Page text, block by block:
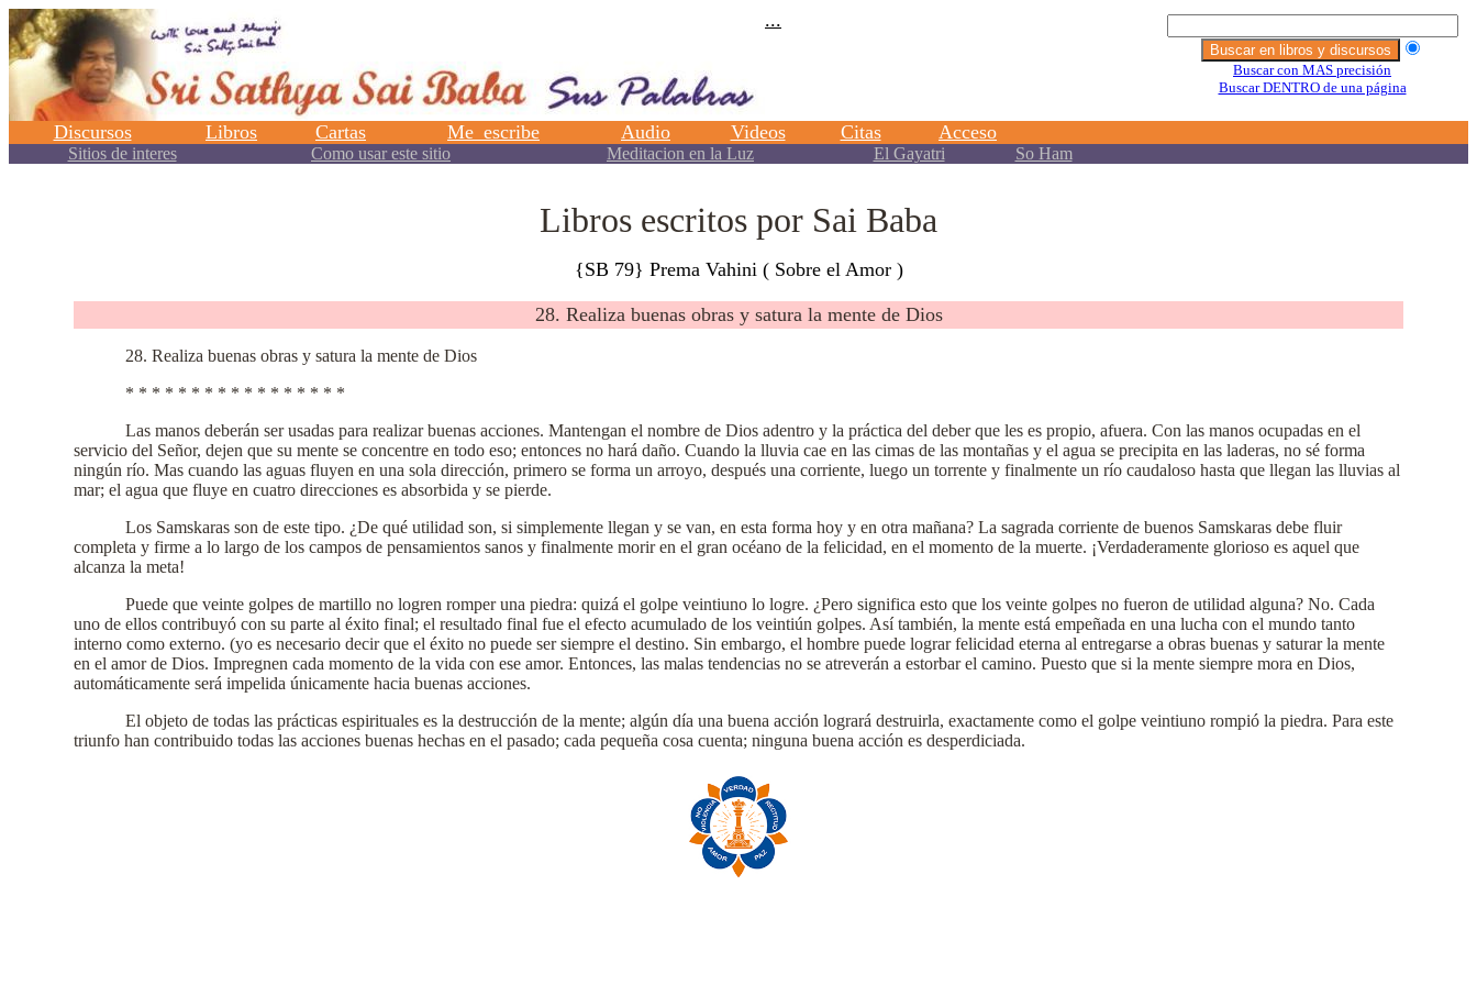
.
Libros escritos por Sai Baba
{SB 79} Prema Vahini ( Sobre el Amor )
28. Realiza buenas obras y satura la mente de Dios
28. Realiza buenas obras y satura la mente de Dios
* * * * * * * * * * * * * * * * *
Las manos deberán ser usadas para realizar buenas acciones. Mantengan el nombre de Dios adentro y la práctica del deber que les es propio, afuera. Con las manos ocupadas en el
servicio del Señor, dejen que su mente se concentre en todo eso; entonces no hará daño. Cuando la lluvia cae en las cimas de las montañas y el agua se precipita en las laderas, no sé forma
ningún río. Mas cuando las aguas fluyen en una sola dirección, primero se forma un arroyo, después una corriente, luego un torrente y finalmente un río caudaloso hasta que llegan las lluvias al
mar; el agua que fluye en cuatro direcciones es absorbida y se pierde.
Los Samskaras son de este tipo. ¿De qué utilidad son, si simplemente llegan y se van, en esta forma hoy y en otra mañana? La sagrada corriente de buenos Samskaras debe fluir
completa y firme a lo largo de los campos de pensamientos sanos y finalmente morir en el gran océano de la felicidad, en el momento de la muerte. ¡Verdaderamente glorioso es aquel que
alcanza la meta!
Puede que veinte golpes de martillo no logren romper una piedra: quizá el golpe veintiuno lo logre. ¿Pero significa esto que los veinte golpes no fueron de utilidad alguna? No. Cada
uno de ellos contribuyó con su parte al éxito final; el resultado final fue el efecto acumulado de los veintiún golpes. Así también, la mente está empeñada en una lucha con el mundo tanto
interno como externo. (yo es necesario decir que el éxito no puede ser siempre el destino. Sin embargo, el hombre puede lograr felicidad eterna al entregarse a obras buenas y saturar la mente
en el amor de Dios. Impregnen cada momento de la vida con ese amor. Entonces, las malas tendencias no se atreverán a estorbar el camino. Puesto que si la mente siempre mora en Dios,
automáticamente será impelida únicamente hacia buenas acciones.
El objeto de todas las prácticas espirituales es la destrucción de la mente; algún día una buena acción logrará destruirla, exactamente como el golpe veintiuno rompió la piedra. Para este
triunfo han contribuido todas las acciones buenas hechas en el pasado; cada pequeña cosa cuenta; ninguna buena acción es desperdiciada.